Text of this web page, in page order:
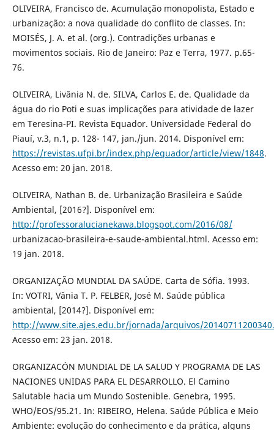
OLIVEIRA, Francisco de. Acumulação monopolista, Estado e
urbanização: a nova qualidade do conflito de classes. In:
MOISÉS, J. A. et al. (org.). Contradições urbanas e
movimentos sociais. Rio de Janeiro: Paz e Terra, 1977. p.65-
76.
OLIVEIRA, Livânia N. de. SILVA, Carlos E. de. Qualidade da
água do rio Poti e suas implicações para atividade de lazer
em Teresina-PI. Revista Equador. Universidade Federal do
Piauí, v.3, n.1, p. 128- 147, jan./jun. 2014. Disponível em:
https://revistas.ufpi.br/index.php/equador/article/view/1848.
Acesso em: 20 jan. 2018.
OLIVEIRA, Nathan B. de. Urbanização Brasileira e Saúde
Ambiental, [2016?]. Disponível em:
http://professoralucianekawa.blogspot.com/2016/08/
urbanizacao-brasileira-e-saude-ambiental.html. Acesso em:
19 jan. 2018.
ORGANIZAÇÃO MUNDIAL DA SAÚDE. Carta de Sófia. 1993.
In: VOTRI, Vânia T. P. FELBER, José M. Saúde pública
ambiental, [2014?]. Disponível em:
http://www.site.ajes.edu.br/jornada/arquivos/
Acesso em: 23 jan. 2018.
ORGANIZACÓN MUNDIAL DE LA SALUD Y PROGRAMA DE LAS
NACIONES UNIDAS PARA EL DESARROLLO. El Camino
Salutable hacia um Mundo Sostenible. Genebra, 1995.
WHO/EOS/95.21. In: RIBEIRO, Helena. Saúde Pública e Meio
Ambiente: evolução do conhecimento e da prática, alguns